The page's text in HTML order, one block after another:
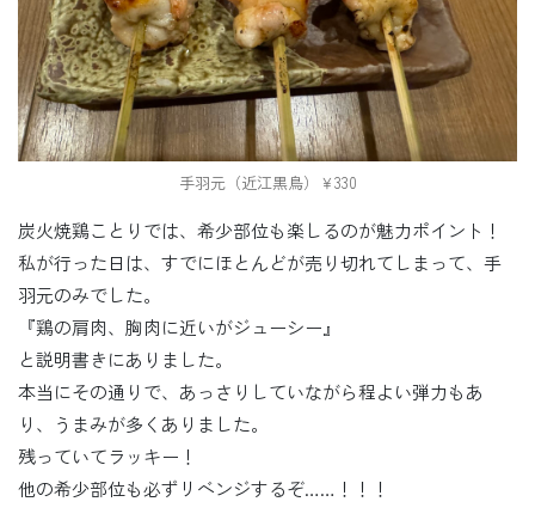
手羽元（近江黒鳥）￥330
炭火焼鶏ことりでは、希少部位も楽しるのが魅力ポイント！
私が行った日は、すでにほとんどが売り切れてしまって、手
羽元のみでした。
『鶏の肩肉、胸肉に近いがジューシー』
と説明書きにありました。
本当にその通りで、あっさりしていながら程よい弾力もあ
り、うまみが多くありました。
残っていてラッキー！
他の希少部位も必ずリベンジするぞ……！！！